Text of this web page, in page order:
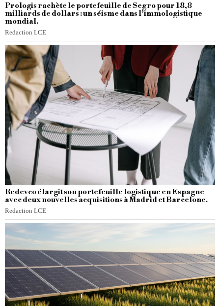
Prologis rachète le portefeuille de Segro pour 18,8
milliards de dollars : un séisme dans l’immologistique
mondial.
Redaction LCE
Redevco élargit son portefeuille logistique en Espagne
avec deux nouvelles acquisitions à Madrid et Barcelone.
Redaction LCE